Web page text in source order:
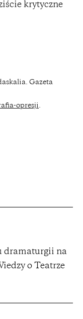
krytyczne
Gazeta
opresji
dramaturgii na
o Teatrze